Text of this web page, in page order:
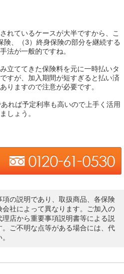
れているケースが大半ですから、こ
、（3）終身保険の部分を継続する
法が一般的ですね。
立ててきた保険料を元に一時払いタ
すが、加入期間が短すぎると払い済
りますので注意が必要です。
れば予定利率も高いので上手く活用
しょう。
の説明であり、取扱商品、各保険
社によって異なります。ご加入の
店から重要事項説明書等による説
ご不明な点等がある場合には、代